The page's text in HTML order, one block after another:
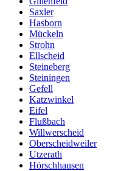
Saxler
Hasborn
Mückeln
Strohn
Ellscheid
Steineberg
Steiningen
Gefell
Katzwinkel
Eifel
Flußbach
Willwerscheid
Oberscheidweiler
Utzerath
Hörschhausen